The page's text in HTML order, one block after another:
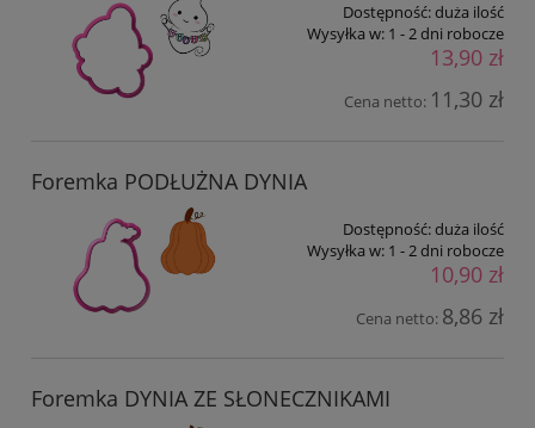
Dostępność:duża ilość
Wysyłka w: 1 - 2 dni robocze
13,90 zł
Cena netto: 11,30 zł
Foremka PODŁUŻNA DYNIA
Dostępność:duża ilość
Wysyłka w: 1 - 2 dni robocze
10,90 zł
Cena netto: 8,86 zł
Foremka DYNIA ZE SŁONECZNIKAMI